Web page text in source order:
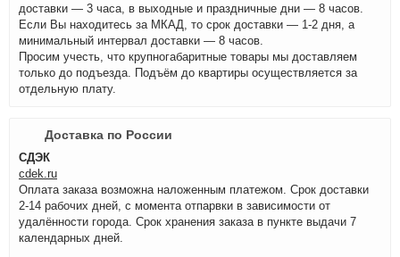
доставки — 3 часа, в выходные и праздничные дни — 8 часов.
Если Вы находитесь за МКАД, то срок доставки — 1-2 дня, а
минимальный интервал доставки — 8 часов.
Просим учесть, что крупногабаритные товары мы доставляем
только до подъезда. Подъём до квартиры осуществляется за
отдельную плату.
Доставка по России
СДЭК
cdek.ru
Оплата заказа возможна наложенным платежом. Срок доставки
2-14 рабочих дней, с момента отпарвки в зависимости от
удалённости города. Срок хранения заказа в пункте выдачи 7
календарных дней.